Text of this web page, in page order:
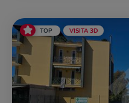
TOP VISITA 3D